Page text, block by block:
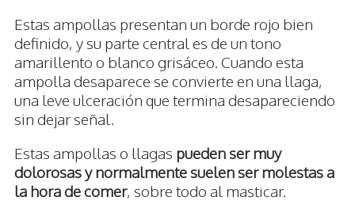
Estas ampollas presentan un borde rojo bien
definido, y su parte central es de un tono
amarillento o blanco grisáceo. Cuando esta
ampolla desaparece se convierte en una llaga,
una leve ulceración que termina desapareciendo
sin dejar señal.
Estas ampollas o llagas pueden ser muy
dolorosas y normalmente suelen ser molestas a
la hora de comer, sobre todo al masticar.